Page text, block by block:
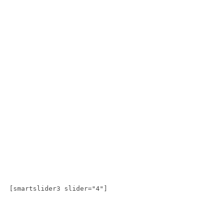
[smartslider3 slider="4"]